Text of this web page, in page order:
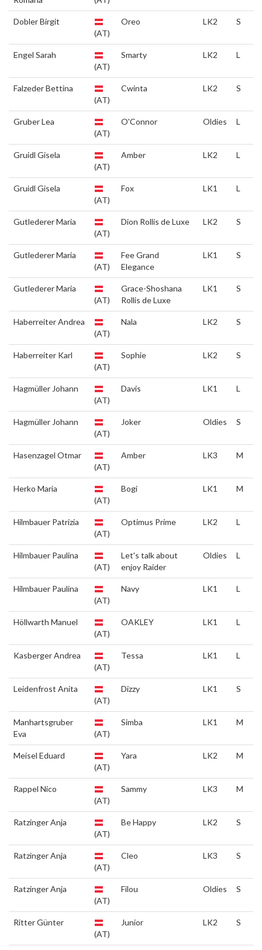
Dobler Birgit
(AT)
Oreo LK2 S
Engel Sarah
(AT)
Smarty LK2 L
Falzeder Bettina
(AT)
Cwinta LK2 S
Gruber Lea
(AT)
O'Connor Oldies L
Gruidl Gisela
(AT)
Amber LK2 L
Gruidl Gisela
(AT)
Fox LK1 L
Gutlederer Maria
(AT)
Dion Rollis de Luxe LK2 S
Gutlederer Maria
(AT)
Fee Grand
Elegance
LK1 S
Gutlederer Maria
(AT)
Grace-Shoshana
Rollis de Luxe
LK1 S
Haberreiter Andrea
(AT)
Nala LK2 S
Haberreiter Karl
(AT)
Sophie LK2 S
Hagmüller Johann
(AT)
Davis LK1 L
Hagmüller Johann
(AT)
Joker Oldies S
Hasenzagel Otmar
(AT)
Amber LK3 M
Herko Maria
(AT)
Bogi LK1 M
Hilmbauer Patrizia
(AT)
Optimus Prime LK2 L
Hilmbauer Paulina
(AT)
Let's talk about
enjoy Raider
Oldies L
Hilmbauer Paulina
(AT)
Navy LK1 L
Höllwarth Manuel
(AT)
OAKLEY LK1 L
Kasberger Andrea
(AT)
Tessa LK1 L
Leidenfrost Anita
(AT)
Dizzy LK1 S
Manhartsgruber
Eva
(AT)
Simba LK1 M
Meisel Eduard
(AT)
Yara LK2 M
Rappel Nico
(AT)
Sammy LK3 M
Ratzinger Anja
(AT)
Be Happy LK2 S
Ratzinger Anja
(AT)
Cleo LK3 S
Ratzinger Anja
(AT)
Filou Oldies S
Ritter Günter
(AT)
Junior LK2 S